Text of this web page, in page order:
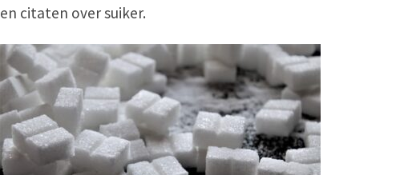
en citaten over suiker.